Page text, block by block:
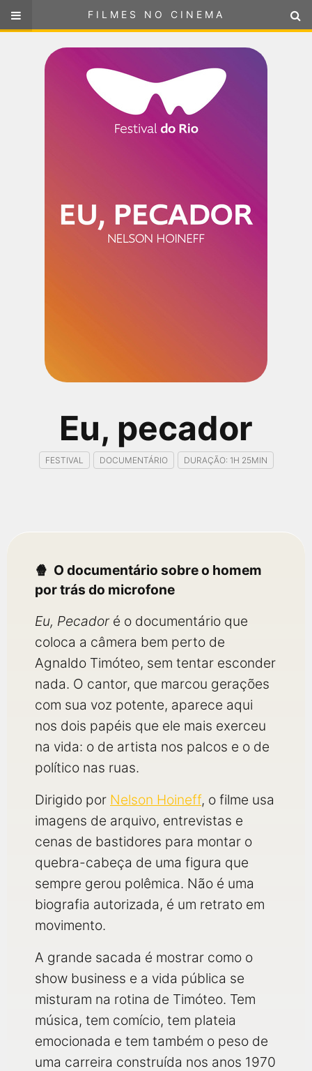
FILMES NO CINEMA
selecione sua localização
Eu, pecador
FESTIVAL DOCUMENTÁRIO DURAÇÃO: 1H 25MIN
O documentário sobre o homem
por trás do microfone
Eu, Pecadoré o documentário que
coloca a câmera bem perto de
Agnaldo Timóteo, sem tentar esconder
nada. O cantor, que marcou gerações
com sua voz potente, aparece aqui
nos dois papéis que ele mais exerceu
na vida: o de artista nos palcos e o de
político nas ruas.
Dirigido por Nelson Hoineff, o filme usa
imagens de arquivo, entrevistas e
cenas de bastidores para montar o
quebra-cabeça de uma figura que
sempre gerou polêmica. Não é uma
biografia autorizada, é um retrato em
movimento.
A grande sacada é mostrar como o
show business e a vida pública se
misturam na rotina de Timóteo. Tem
música, tem comício, tem plateia
emocionada e tem também o peso de
uma carreira construída nos anos 1970
FILMES NO CINEMA
SELECIONE SUA LOCALIZAÇÃO
FILMES EM CARTAZ
PRÓXIMOS LANÇAMENTOS
NOTÍCIAS
PÁGINA INICIAL